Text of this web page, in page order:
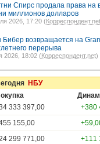
Спирс продала права на
миллионов долларов
2026, 17:20 ( Корреспондент.net
Бибер возвращается на
перерыва
2026, 18:02 (Корреспондент.net)
НБУ
333 397,00
+380
155,00
299 771,00
+111